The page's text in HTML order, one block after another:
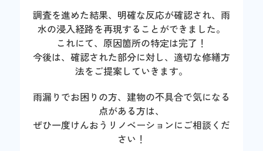
調査を進めた結果、明確な反応が確認され、雨
水の浸入経路を再現することができました。
これにて、原因箇所の特定は完了！
今後は、確認された部分に対し、適切な修繕方
法をご提案していきます。
雨漏りでお困りの方、建物の不具合で気になる
点がある方は、
ぜひ一度けんおうリノベーションにご相談くだ
さい！